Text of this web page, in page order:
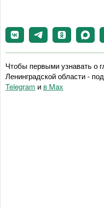
Чтобы первыми узнавать о
Ленинградской области -
Telegram и в Maх